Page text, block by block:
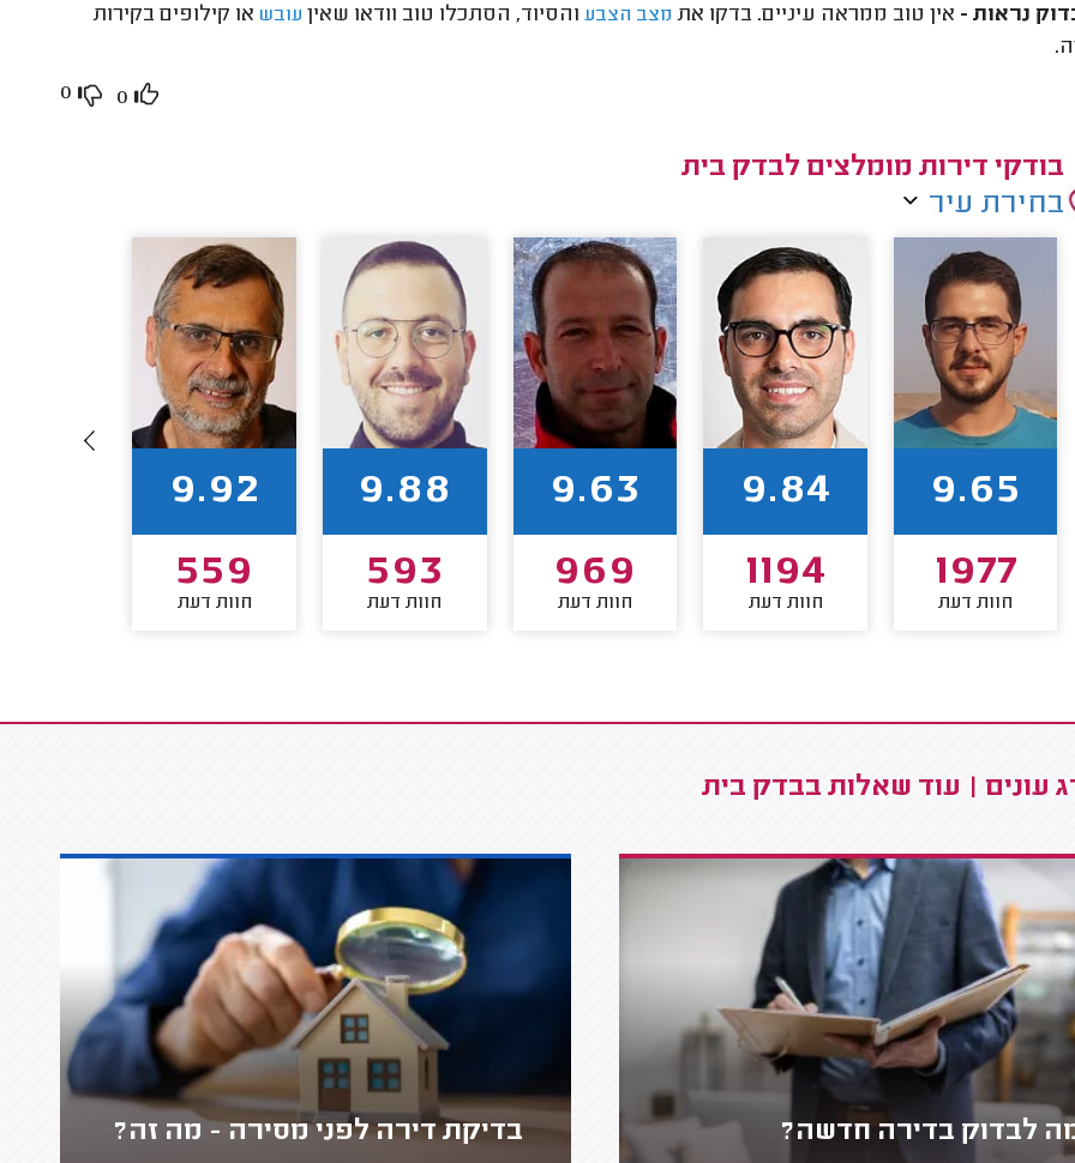
נראות - אין טוב ממראה עיניים. בדקו את מצב הצבעוהסיוד, הסתכלו טוב וודאו שאין עובש או קילופים בקירות
0
0
בודקי דירות מומלצים לבדק בית
בחירת עיר
9.65
1977
חוות דעת
9.84
1194
חוות דעת
9.63
969
חוות דעת
9.88
593
חוות דעת
9.92
559
חוות דעת
עונים | עוד שאלות בבדק בית
לבדוק בדירה חדשה? בדיקת דירה לפני מסירה - מה זה?